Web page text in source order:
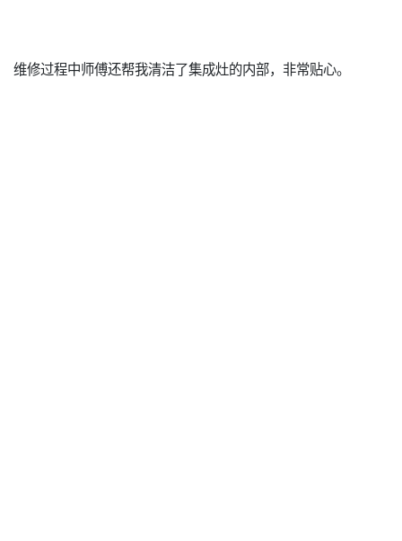
维修过程中师傅还帮我清洁了集成灶的内部，非常贴心。